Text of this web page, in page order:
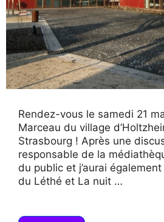
Rendez-vous le samedi 21
Marceau du village
Strasbourg ! Après une
responsable de la
du public et j’aurai
du Léthé et La nuit …